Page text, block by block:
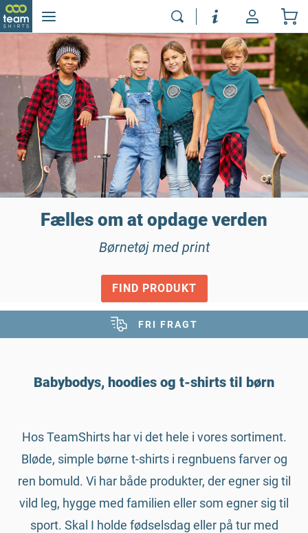
Fælles om at opdage verden
Børnetøj med print
FIND PRODUKT
FRI FRAGT
Babybodys, hoodies og t-shirts til børn
Hos TeamShirts har vi det hele i vores sortiment.
Bløde, simple børne t-shirts i regnbuens farver og
ren bomuld. Vi har både produkter, der egner sig til
vild leg, hygge med familien eller som egner sig til
sport. Skal I holde fødselsdag eller på tur med